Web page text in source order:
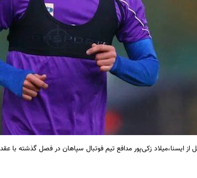
از ایسنا،میلاد زکی‌پور مدافع تیم فوتبال سپاهان در فصل گذشته با